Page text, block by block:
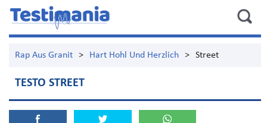
Rap Aus Granit > Hart Hohl Und Herzlich > Street
TESTO STREET